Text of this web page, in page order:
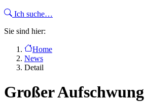
Ich suche…
Sie sind hier:
Home
News
Detail
Großer Aufschwung